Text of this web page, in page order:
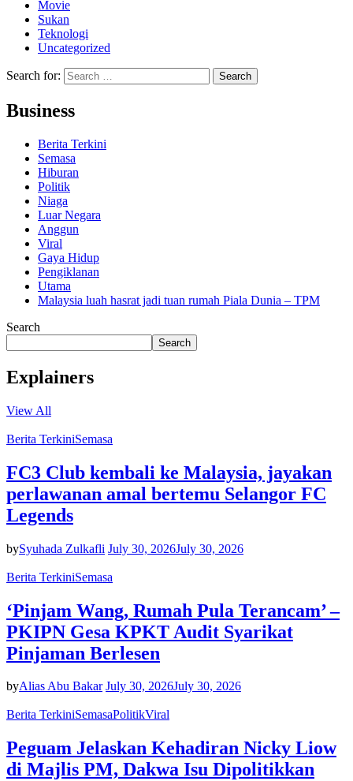
Movie
Sukan
Teknologi
Uncategorized
Search for:
Business
Berita Terkini
Semasa
Hiburan
Politik
Niaga
Luar Negara
Anggun
Viral
Gaya Hidup
Pengiklanan
Utama
Malaysia luah hasrat jadi tuan rumah Piala Dunia – TPM
Search
Search
Explainers
View All
Berita TerkiniSemasa
FC3 Club kembali ke Malaysia, jayakan
perlawanan amal bertemu Selangor FC
Legends
bySyuhada Zulkafli July 30, 2026July 30, 2026
Berita TerkiniSemasa
‘Pinjam Wang, Rumah Pula Terancam’ –
PKIPN Gesa KPKT Audit Syarikat
Pinjaman Berlesen
byAlias Abu Bakar July 30, 2026July 30, 2026
Berita TerkiniSemasaPolitikViral
Peguam Jelaskan Kehadiran Nicky Liow
di Majlis PM, Dakwa Isu Dipolitikkan